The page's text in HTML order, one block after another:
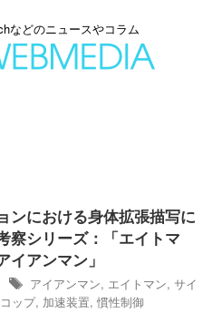
などのニュースやコラム
ンにおける身体拡張描写に
察シリーズ：「エイトマ
イアンマン」
アイアンマン, エイトマン, サイ
ップ, 加速装置, 慣性制御